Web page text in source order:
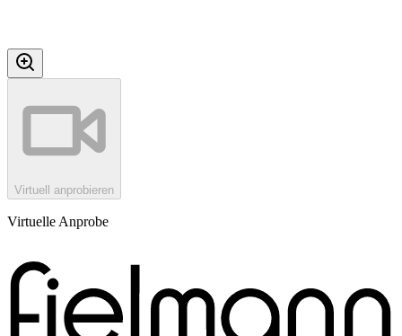
Virtuell anprobieren
Virtuelle Anprobe